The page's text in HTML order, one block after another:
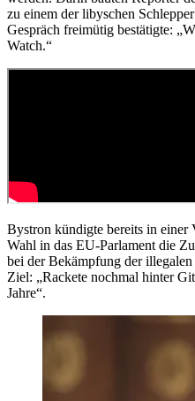
zu einem der libyschen
Gespräch freimütig bestätigte:
Watch.“
Bystron kündigte bereits in einer
Wahl in das EU-Parlament die
bei der Bekämpfung der
Ziel: „Rackete nochmal hinter
Jahre“.